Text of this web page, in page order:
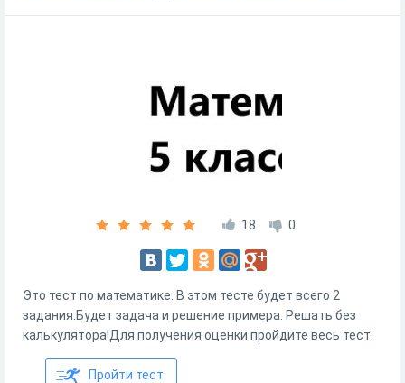
18 0
Это тест по математике. В этом тесте будет всего 2
задания.Будет задача и решение примера. Решать без
калькулятора!Для получения оценки пройдите весь тест.
Пройти тест